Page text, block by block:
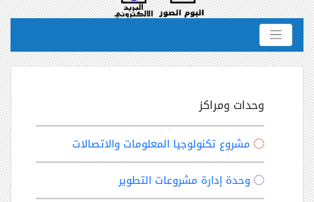
وحدات ومراكز
مشروع تكنولوجيا المعلومات والاتصالات
وحدة إدارة مشروعات التطوير